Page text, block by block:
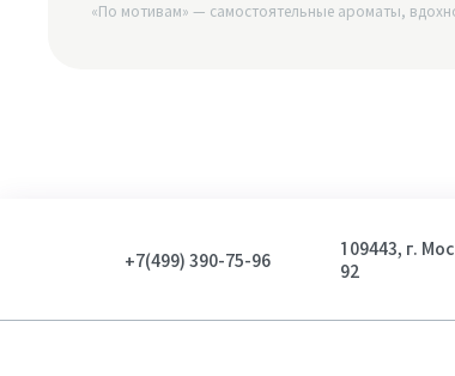
«По мотивам» — самостоятельные ароматы,
+7(499) 390-75-96
109443, г.
92